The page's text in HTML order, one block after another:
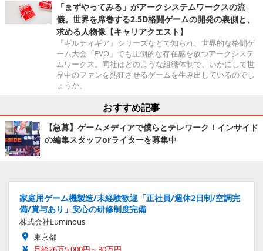
「まずやってみる」がアークシステムワークスの流
儀。世界を席巻する2.5D格闘ゲームの開発の裏側と、
求める人物像【キャリアクエスト】
『ギルティギア』シリーズなどで知られ、世界的な格闘ゲ
ーム大会「EVO」でも圧倒的な存在感を放つアークシステ
ムワークス。同社はどのような組織体制で、いかにして世
界中のファンを熱狂させるゲームを生み出しているのでし
ょうか。
おすすめ記事
【急募】ゲームメディアで僕らとテレワーク！インサイド
の編集スタッフorライターを募集中
家庭用ゲーム機製造/未経験歓迎「正社員/週休2日制/空調完
備/賞与あり」安心の研修制度完備
株式会社Luminous
東京都